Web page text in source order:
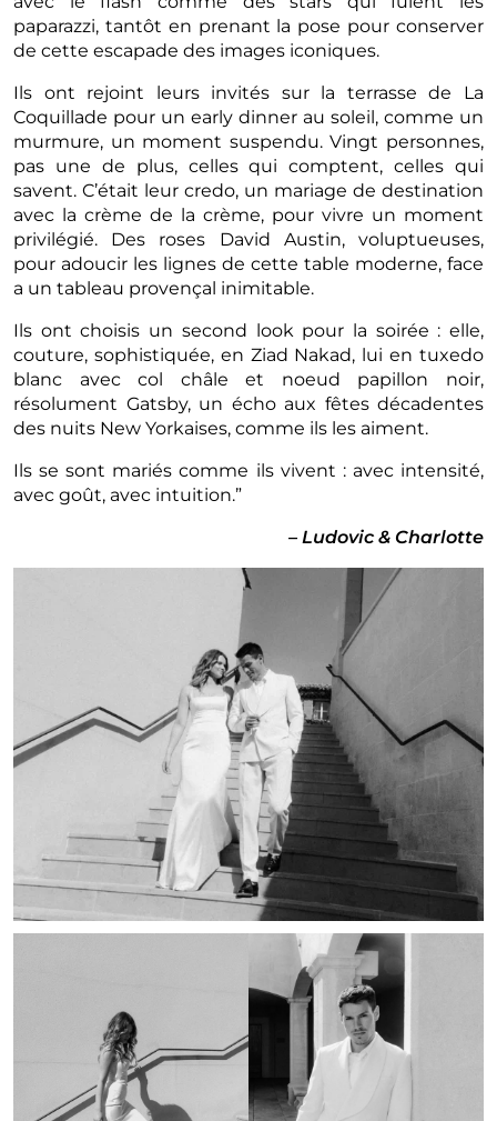
paparazzi, tantôt en prenant la pose pour conserver
de cette escapade des images iconiques.
Ils ont rejoint leurs invités sur la terrasse de La
Coquillade pour un early dinner au soleil, comme un
murmure, un moment suspendu. Vingt personnes,
pas une de plus, celles qui comptent, celles qui
savent. C’était leur credo, un mariage de destination
avec la crème de la crème, pour vivre un moment
privilégié. Des roses David Austin, voluptueuses,
pour adoucir les lignes de cette table moderne, face
a un tableau provençal inimitable.
Ils ont choisis un second look pour la soirée : elle,
couture, sophistiquée, en Ziad Nakad, lui en tuxedo
blanc avec col châle et noeud papillon noir,
résolument Gatsby, un écho aux fêtes décadentes
des nuits New Yorkaises, comme ils les aiment.
Ils se sont mariés comme ils vivent : avec intensité,
avec goût, avec intuition.”
– Ludovic & Charlotte